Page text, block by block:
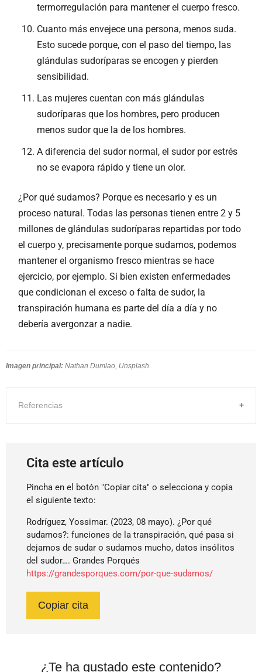
termorregulación para mantener el cuerpo fresco.
Cuanto más envejece una persona, menos suda.
Esto sucede porque, con el paso del tiempo, las
glándulas sudoríparas se encogen y pierden
sensibilidad.
Las mujeres cuentan con más glándulas
sudoríparas que los hombres, pero producen
menos sudor que la de los hombres.
A diferencia del sudor normal, el sudor por estrés
no se evapora rápido y tiene un olor.
¿Por qué sudamos? Porque es necesario y es un
proceso natural. Todas las personas tienen entre 2 y 5
millones de glándulas sudoríparas repartidas por todo
el cuerpo y, precisamente porque sudamos, podemos
mantener el organismo fresco mientras se hace
ejercicio, por ejemplo. Si bien existen enfermedades
que condicionan el exceso o falta de sudor, la
transpiración humana es parte del día a día y no
debería avergonzar a nadie.
Imagen principal: Nathan Dumlao, Unsplash
Referencias
Cita este artículo
Pincha en el botón "Copiar cita" o selecciona y copia
el siguiente texto:
Rodríguez, Yossimar. (2023, 08 mayo). ¿Por qué
sudamos?: funciones de la transpiración, qué pasa si
dejamos de sudar o sudamos mucho, datos insólitos
del sudor…. Grandes Porqués
https://grandesporques.com/por-que-sudamos/
Copiar cita
¿Te ha gustado este contenido?